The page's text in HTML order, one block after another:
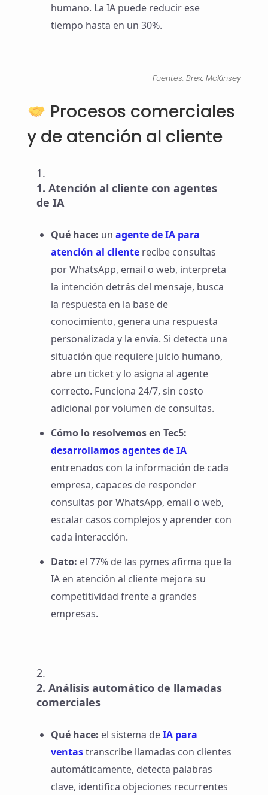
humano. La IA puede reducir ese
tiempo hasta en un 30%.
Fuentes:Brex,McKinsey
Procesos comerciales
y de atención al cliente
Atención al cliente con agentes
de IA
Qué hace: un agente de IA para
atención al clienterecibe consultas
por WhatsApp, email o web, interpreta
la intención detrás del mensaje, busca
la respuesta en la base de
conocimiento, genera una respuesta
personalizada y la envía. Si detecta una
situación que requiere juicio humano,
abre un ticket y lo asigna al agente
correcto. Funciona 24/7, sin costo
adicional por volumen de consultas.
Cómo lo resolvemos en Tec5:
desarrollamos agentes de IA
entrenados con la información de cada
empresa, capaces de responder
consultas por WhatsApp, email o web,
escalar casos complejos y aprender con
cada interacción.
Dato: el 77% de las pymes afirma que la
IA en atención al cliente mejora su
competitividad frente a grandes
empresas.
Análisis automático de llamadas
comerciales
Qué hace: el sistema deIA para
ventastranscribe llamadas con clientes
automáticamente, detecta palabras
clave, identifica objeciones recurrentes